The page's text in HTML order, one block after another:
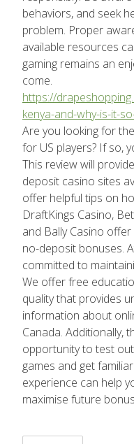
behaviors, and seek
problem. Proper
available resources
gaming remains an
come.
https://
kenya-and-why-is-it-
Are you looking for
for US players? If so,
This review will
deposit casino sites
offer helpful tips on
DraftKings Casino,
and Bally Casino
no-deposit bonuses.
committed to
We offer free
quality that provides
information about
Canada. Additionally,
opportunity to test
games and get
experience can help
maximise future